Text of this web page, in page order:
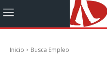
Inicio Busca Empleo